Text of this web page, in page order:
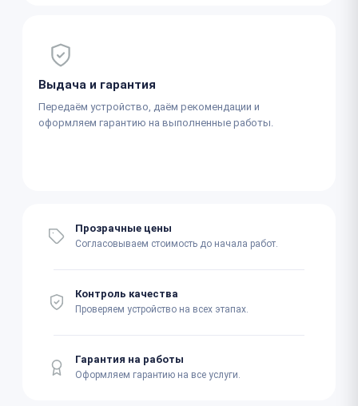
Выдача и гарантия
Передаём устройство, даём рекомендации и
оформляем гарантию на выполненные работы.
Прозрачные цены
Согласовываем стоимость до начала работ.
Контроль качества
Проверяем устройство на всех этапах.
Гарантия на работы
Оформляем гарантию на все услуги.